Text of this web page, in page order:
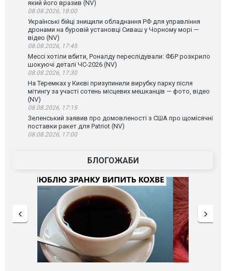
який його вразив (NV)
08.08.2026, 18:00
Українські бійці знищили обладнання РФ для управління
дронами на буровій установці Сиваш у Чорному морі —
відео (NV)
08.08.2026, 17:45
Мессі хотіли вбити, Роналду переслідували: ФБР розкрило
шокуючі деталі ЧС-2026 (NV)
08.08.2026, 17:30
На Теремках у Києві призупинили вирубку парку після
мітингу за участі сотень місцевих мешканців — фото, відео
(NV)
08.08.2026, 17:15
Зеленський заявив про домовленості з США про щомісячні
поставки ракет для Patriot (NV)
08.08.2026, 17:00
БЛОГОЖАБИ